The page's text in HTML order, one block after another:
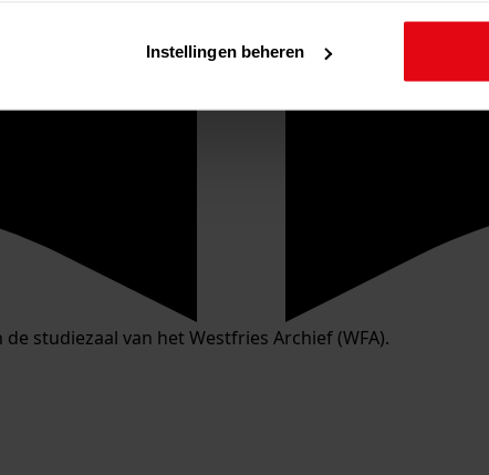
Instellingen beheren
studiezaal van het Westfries Archief (WFA).